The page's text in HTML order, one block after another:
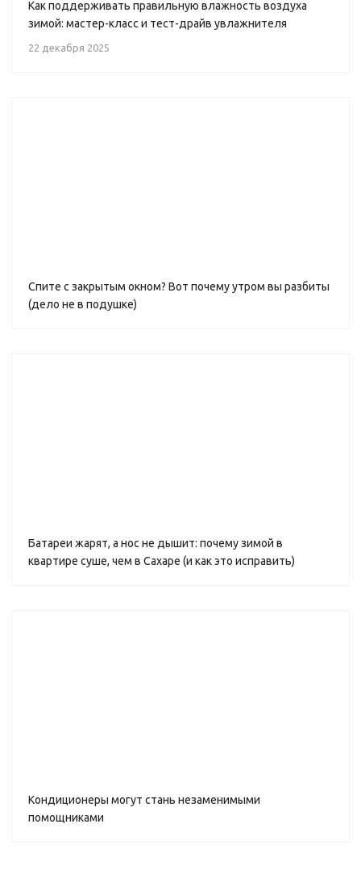
Как поддерживать правильную влажность воздуха
зимой: мастер-класс и тест-драйв увлажнителя
22 декабря 2025
Спите с закрытым окном? Вот почему утром вы разбиты
(дело не в подушке)
Батареи жарят, а нос не дышит: почему зимой в
квартире суше, чем в Сахаре (и как это исправить)
Кондиционеры могут стань незаменимыми
помощниками